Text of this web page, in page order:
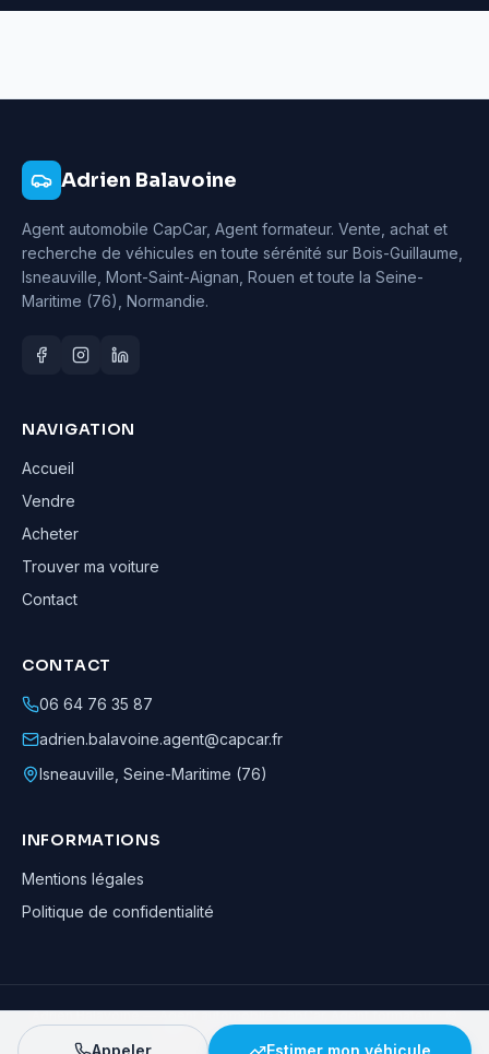
Adrien Balavoine
Agent automobile CapCar, Agent formateur. Vente, achat et
recherche de véhicules en toute sérénité sur Bois-Guillaume,
Isneauville, Mont-Saint-Aignan, Rouen et toute la Seine-
Maritime (76), Normandie.
NAVIGATION
Accueil
Vendre
Acheter
Trouver ma voiture
Contact
CONTACT
06 64 76 35 87
adrien.balavoine.agent@capcar.fr
Isneauville Seine-Maritime (76)
INFORMATIONS
Mentions légales
Politique de confidentialité
Adrien Balavoine—Agent automobile CapCar, Agent formateur· ©
· Tous droits réservés
Appeler Estimer mon véhicule